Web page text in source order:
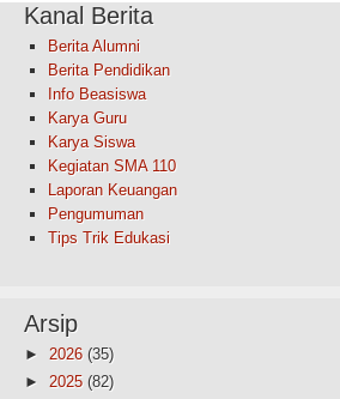
Kanal Berita
Berita Alumni
Berita Pendidikan
Info Beasiswa
Karya Guru
Karya Siswa
Kegiatan SMA 110
Laporan Keuangan
Pengumuman
Tips Trik Edukasi
Arsip
► 2026 (35)
► 2025 (82)